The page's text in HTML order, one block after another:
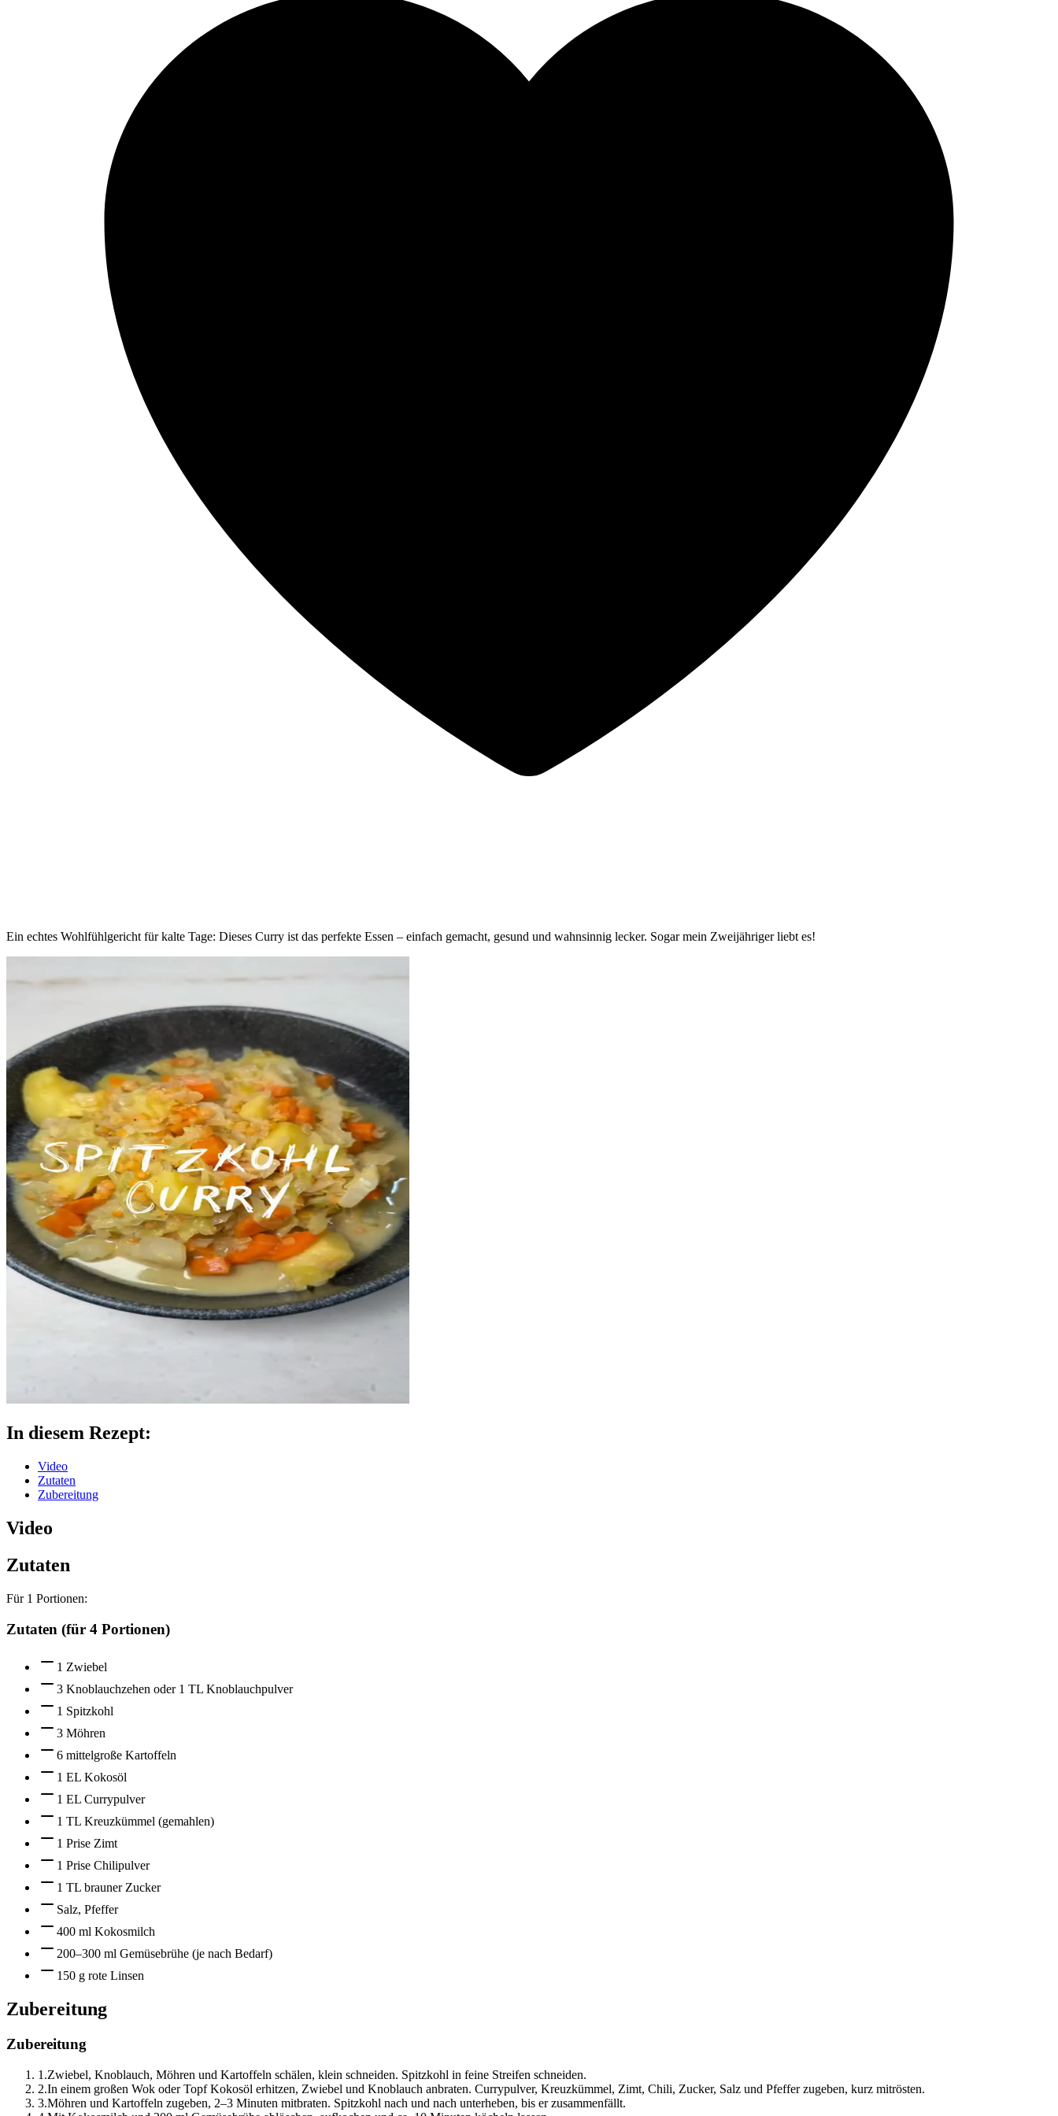
Ein echtes Wohlfühlgericht für kalte Tage: Dieses Curry ist das perfekte Essen – einfach gemacht, gesund und wahnsinnig lecker. Sogar mein Zweijähriger liebt es!
In diesem Rezept:
Video
Zutaten
Zubereitung
Video
Zutaten
Für 1 Portionen:
Zutaten (für 4 Portionen)
1 Zwiebel
3 Knoblauchzehen oder 1 TL Knoblauchpulver
1 Spitzkohl
3 Möhren
6 mittelgroße Kartoffeln
1 EL Kokosöl
1 EL Currypulver
1 TL Kreuzkümmel (gemahlen)
1 Prise Zimt
1 Prise Chilipulver
1 TL brauner Zucker
Salz, Pfeffer
400 ml Kokosmilch
200–300 ml Gemüsebrühe (je nach Bedarf)
150 g rote Linsen
Zubereitung
Zubereitung
1 .Zwiebel, Knoblauch, Möhren und Kartoffeln schälen, klein schneiden. Spitzkohl in feine Streifen schneiden.
2.In einem großen Wok oder Topf Kokosöl erhitzen, Zwiebel und Knoblauch anbraten. Currypulver, Kreuzkümmel, Zimt, Chili, Zucker, Salz und Pfeffer zugeben, kurz mitrösten.
3.Möhren und Kartoffeln zugeben, 2–3 Minuten mitbraten. Spitzkohl nach und nach unterheben, bis er zusammenfällt.